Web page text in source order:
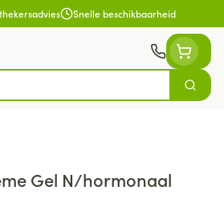
Snelle beschikbaarheid
Zoek
Gel N/hormonaal